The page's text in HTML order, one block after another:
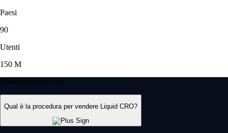
Paesi
90
Utenti
150 M
Domande frequenti
Qual è la procedura per vendere Liquid CRO?